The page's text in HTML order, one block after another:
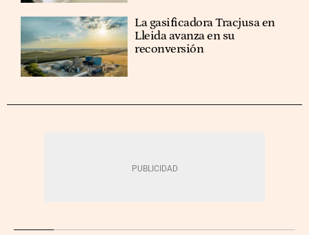
La gasificadora Tracjusa en
Lleida avanza en su
reconversión